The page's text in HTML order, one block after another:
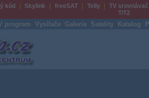
kód Skylink freeSAT Telly
TV srovnávač
T/T2
program Vysílače Galerie Satelity Katalog